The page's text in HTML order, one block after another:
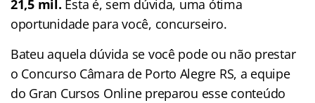
21,5 mil. Esta é, sem dúvida, uma ótima
oportunidade para você, concurseiro.
Bateu aquela dúvida se você pode ou não prestar
o Concurso Câmara de Porto Alegre RS, a equipe
do Gran Cursos Online preparou esse conteúdo